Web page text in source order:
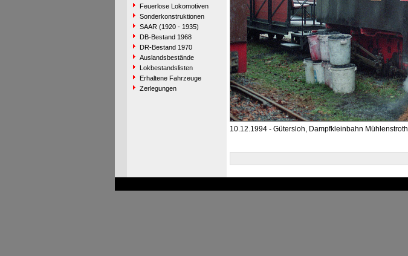
Feuerlose Lokomotiven
Sonderkonstruktionen
SAAR (1920 - 1935)
DB-Bestand 1968
DR-Bestand 1970
Auslandsbestände
Lokbestandslisten
Erhaltene Fahrzeuge
Zerlegungen
10.12.1994 - Gütersloh, Dampfkleinbahn Mühlenstroth